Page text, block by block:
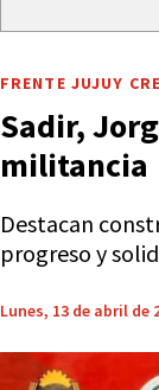
FRENTE JUJUY
Sadir,
militancia
Destacan
progreso y
Lunes, 13 de abril de